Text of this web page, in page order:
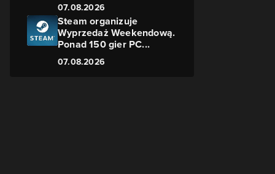
07.08.2026
Steam organizuje
Wyprzedaż Weekendową.
Ponad 150 gier PC...
07.08.2026